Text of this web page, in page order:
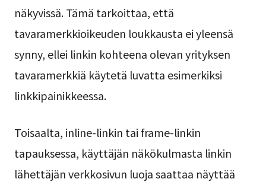
näkyvissä. Tämä tarkoittaa, että
tavaramerkkioikeuden loukkausta ei yleensä
synny, ellei linkin kohteena olevan yrityksen
tavaramerkkiä käytetä luvatta esimerkiksi
linkkipainikkeessa.
Toisaalta, inline-linkin tai frame-linkin
tapauksessa, käyttäjän näkökulmasta linkin
lähettäjän verkkosivun luoja saattaa näyttää